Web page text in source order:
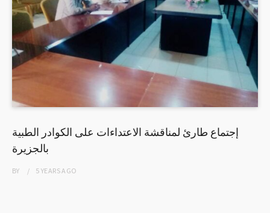
إجتماع طارئ لمناقشة الاعتداءات على الكوادر الطبية
بالجزيرة
BY 5 YEARSAGO